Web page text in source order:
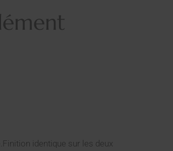
identique sur les deux